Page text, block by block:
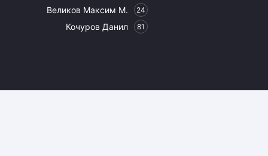
Великов Максим М. 24
Кочуров Данил 81